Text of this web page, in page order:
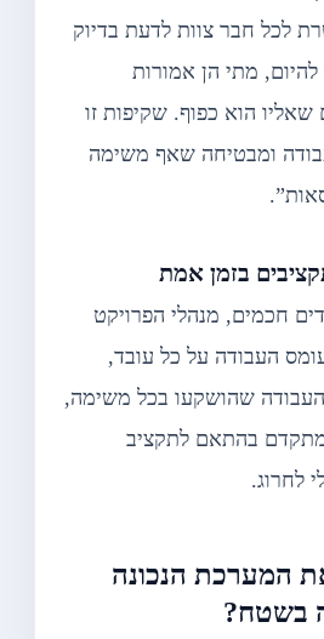
לכל חבר צוות לדעת בדיוק
מתי הן אמורות
שאליו הוא כפוף. שקיפות זו
ומבטיחה שאף משימה
בזמן אמת
חכמים, מנהלי הפרויקט
העבודה על כל עובד,
שהושקעו בכל משימה,
מתקדם בהתאם לתקציב
לחרוג.
המערכת הנכונה
בשטח?